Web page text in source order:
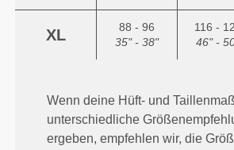
XL
88 - 96
35" - 38"
116 -
46" -
Wenn deine Hüft- und
unterschiedliche
ergeben, empfehlen wir, die